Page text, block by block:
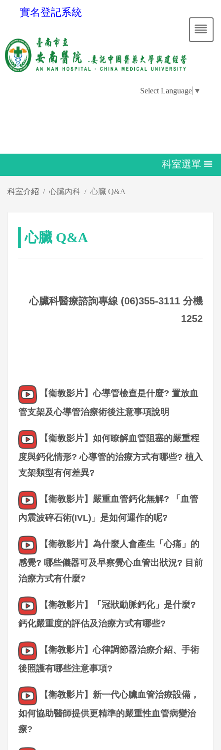
實名登記系統
Select Language ▼
科室選單
科室介紹 心臟內科 心臟 Q&A
心臟 Q&A
心臟科醫療諮詢專線 (06)355-3111 分機
1252
【衛教影片】心導管檢查是什麼? 置放血
管支架及心導管治療術後注意事項說明
【衛教影片】如何瞭解血管阻塞的嚴重程
度與鈣化情形? 心導管的治療方式有哪些? 植入
支架類型有何差異?
【衛教影片】嚴重血管鈣化無解? 「血管
內震波碎石術(IVL)」是如何運作的呢?
【衛教影片】為什麼人會產生「心痛」的
感覺? 哪些儀器可及早察覺心血管出狀況? 目前
治療方式有什麼?
【衛教影片】「冠狀動脈鈣化」是什麼?
鈣化嚴重度的評估及治療方式有哪些?
【衛教影片】心律調節器治療介紹、手術
後照護有哪些注意事項?
【衛教影片】新一代心臟血管治療設備，
如何協助醫師提供更精準的嚴重性血管病變治
療?